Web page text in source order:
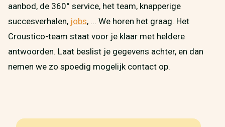
aanbod, de 360° service, het team, knapperige
succesverhalen, jobs, ... We horen het graag. Het
Croustico-team staat voor je klaar met heldere
antwoorden. Laat beslist je gegevens achter, en dan
nemen we zo spoedig mogelijk contact op.